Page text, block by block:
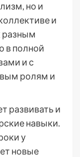
но и
и
разным
в полной
и с
ролям и
развивать и
навыки.
у
новые